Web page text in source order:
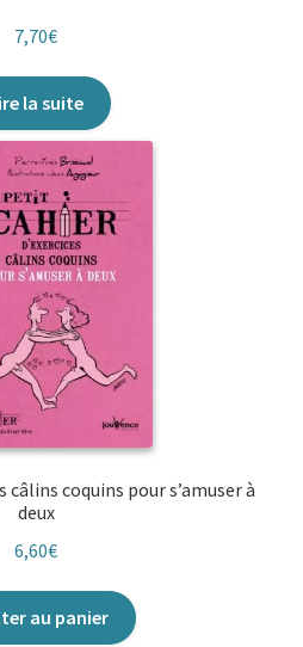
7,70€
la suite
câlins coquins pour s’amuser à
deux
6,60€
au panier